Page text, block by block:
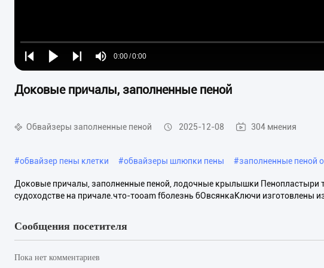
Play
Play
Play
Mute
Time
0:00/0:00
Loaded:
0%
Доковые причалы, заполненные пеной
Обвайзеры заполненные пеной 2025-12-08 304 мнения
#обвайзер пены клетки #обвайзеры шлюпки пены #заполненные пеной
Доковые причалы, заполненные пеной, лодочные крылышки Пенопластыри
судоходстве на причале.что-тоoam fболезнь бОвсянкаКлючи изготовлены
Сообщения посетителя
Пока нет комментариев